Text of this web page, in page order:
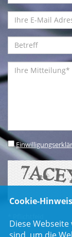
Cookie-Hinweis
Diese